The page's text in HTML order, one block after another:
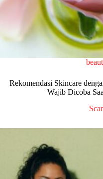
Rekomendasi Skincare
Wajib Dicoba